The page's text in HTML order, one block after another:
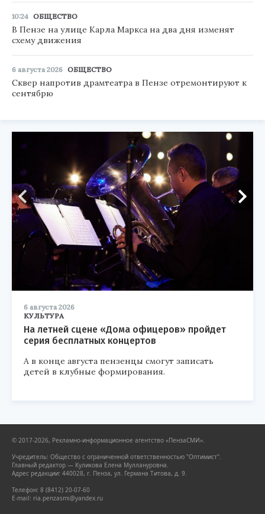
10:24 ОБЩЕСТВО
В Пензе на улице Карла Маркса на два дня изменят
схему движения
6 августа 2026 ОБЩЕСТВО
Сквер напротив драмтеатра в Пензе отремонтируют к
сентябрю
6 августа 2026
КУЛЬТУРА
На летней сцене «Дома офицеров» пройдет
серия бесплатных концертов
А в конце августа пензенцы смогут записать
детей в клубные формирования.
© 2017-2026, Рекламно-информационное агентство «ПензаСМИ».
Учредитель: Общество с ограниченной ответственностью "Оптимист".
Главный редактор — Куликова Елена Муллануровна.
Адрес редакции: 440028, г. Пенза, ул. Германа Титова, д. 9.
Телефон: 8 (8412) 20-07-60
E-mail: ria.penzasmi@yandex.ru